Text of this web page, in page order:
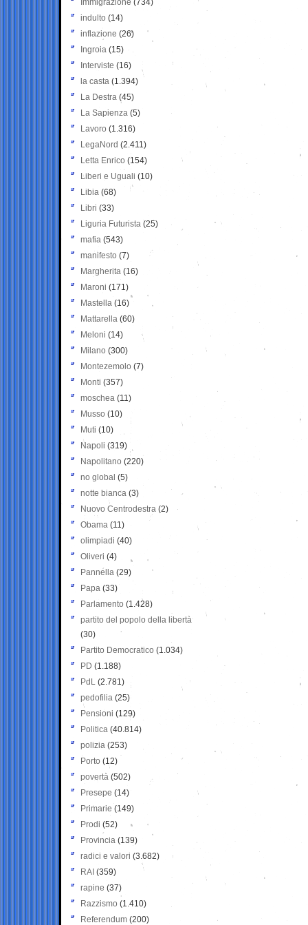
Immigrazione (734)
indulto (14)
inflazione (26)
Ingroia (15)
Interviste (16)
la casta (1.394)
La Destra (45)
La Sapienza (5)
Lavoro (1.316)
LegaNord (2.411)
Letta Enrico (154)
Liberi e Uguali (10)
Libia (68)
Libri (33)
Liguria Futurista (25)
mafia (543)
manifesto (7)
Margherita (16)
Maroni (171)
Mastella (16)
Mattarella (60)
Meloni (14)
Milano (300)
Montezemolo (7)
Monti (357)
moschea (11)
Musso (10)
Muti (10)
Napoli (319)
Napolitano (220)
no global (5)
notte bianca (3)
Nuovo Centrodestra (2)
Obama (11)
olimpiadi (40)
Oliveri (4)
Pannella (29)
Papa (33)
Parlamento (1.428)
partito del popolo della libertà
(30)
Partito Democratico (1.034)
PD (1.188)
PdL (2.781)
pedofilia (25)
Pensioni (129)
Politica (40.814)
polizia (253)
Porto (12)
povertà (502)
Presepe (14)
Primarie (149)
Prodi (52)
Provincia (139)
radici e valori (3.682)
RAI (359)
rapine (37)
Razzismo (1.410)
Referendum (200)